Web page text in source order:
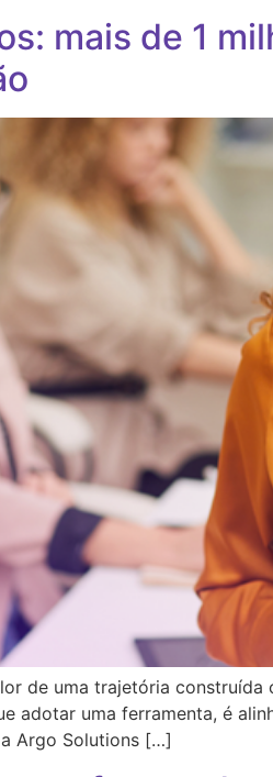
mais de 1
de uma trajetória
adotar uma ferramenta, é
Argo Solutions […]